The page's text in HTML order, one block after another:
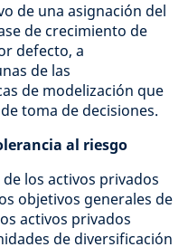
de una asignación del
de crecimiento de
defecto, a
de las
de modelización que
toma de decisiones.
al riesgo
los activos privados
objetivos generales de
activos privados
de diversificación